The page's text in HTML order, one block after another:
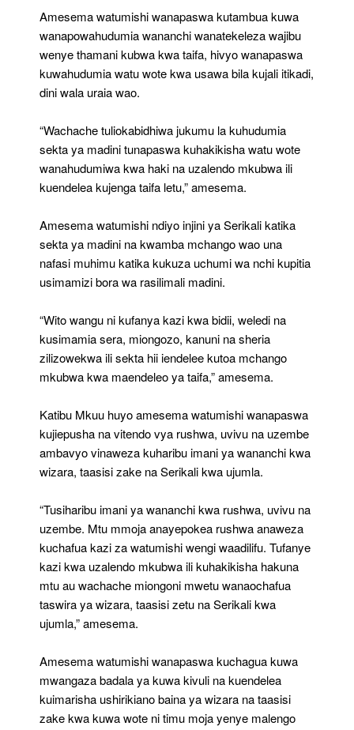
Amesema watumishi wanapaswa kutambua kuwa
wanapowahudumia wananchi wanatekeleza wajibu
wenye thamani kubwa kwa taifa, hivyo wanapaswa
kuwahudumia watu wote kwa usawa bila kujali itikadi,
dini wala uraia wao.
“Wachache tuliokabidhiwa jukumu la kuhudumia
sekta ya madini tunapaswa kuhakikisha watu wote
wanahudumiwa kwa haki na uzalendo mkubwa ili
kuendelea kujenga taifa letu,” amesema.
Amesema watumishi ndiyo injini ya Serikali katika
sekta ya madini na kwamba mchango wao una
nafasi muhimu katika kukuza uchumi wa nchi kupitia
usimamizi bora wa rasilimali madini.
“Wito wangu ni kufanya kazi kwa bidii, weledi na
kusimamia sera, miongozo, kanuni na sheria
zilizowekwa ili sekta hii iendelee kutoa mchango
mkubwa kwa maendeleo ya taifa,” amesema.
Katibu Mkuu huyo amesema watumishi wanapaswa
kujiepusha na vitendo vya rushwa, uvivu na uzembe
ambavyo vinaweza kuharibu imani ya wananchi kwa
wizara, taasisi zake na Serikali kwa ujumla.
“Tusiharibu imani ya wananchi kwa rushwa, uvivu na
uzembe. Mtu mmoja anayepokea rushwa anaweza
kuchafua kazi za watumishi wengi waadilifu. Tufanye
kazi kwa uzalendo mkubwa ili kuhakikisha hakuna
mtu au wachache miongoni mwetu wanaochafua
taswira ya wizara, taasisi zetu na Serikali kwa
ujumla,” amesema.
Amesema watumishi wanapaswa kuchagua kuwa
mwangaza badala ya kuwa kivuli na kuendelea
kuimarisha ushirikiano baina ya wizara na taasisi
zake kwa kuwa wote ni timu moja yenye malengo